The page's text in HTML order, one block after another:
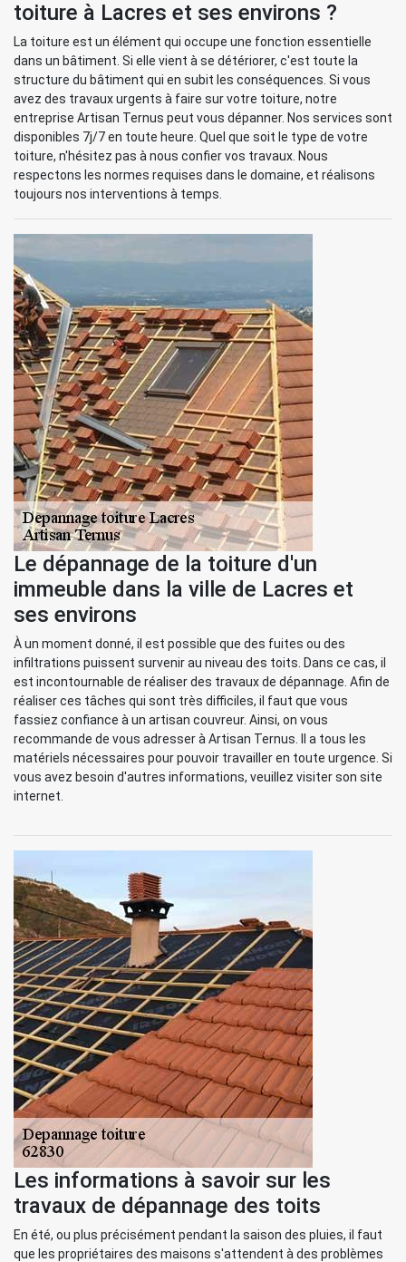
toiture à Lacres et ses environs ?
La toiture est un élément qui occupe une fonction essentielle
dans un bâtiment. Si elle vient à se détériorer, c'est toute la
structure du bâtiment qui en subit les conséquences. Si vous
avez des travaux urgents à faire sur votre toiture, notre
entreprise Artisan Ternus peut vous dépanner. Nos services sont
disponibles 7j/7 en toute heure. Quel que soit le type de votre
toiture, n'hésitez pas à nous confier vos travaux. Nous
respectons les normes requises dans le domaine, et réalisons
toujours nos interventions à temps.
Le dépannage de la toiture d'un
immeuble dans la ville de Lacres et
ses environs
À un moment donné, il est possible que des fuites ou des
infiltrations puissent survenir au niveau des toits. Dans ce cas, il
est incontournable de réaliser des travaux de dépannage. Afin de
réaliser ces tâches qui sont très difficiles, il faut que vous
fassiez confiance à un artisan couvreur. Ainsi, on vous
recommande de vous adresser à Artisan Ternus. Il a tous les
matériels nécessaires pour pouvoir travailler en toute urgence. Si
vous avez besoin d'autres informations, veuillez visiter son site
internet.
Les informations à savoir sur les
travaux de dépannage des toits
En été, ou plus précisément pendant la saison des pluies, il faut
que les propriétaires des maisons s'attendent à des problèmes